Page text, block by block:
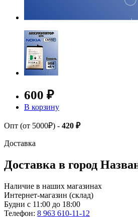
600 ₽
В корзину
Опт (от 5000₽) - 420 ₽
Доставка
Доставка в город
Наличие в наших магазинах
Интернет-магазин (склад)
Будни с 11:00 до 18:00
Телефон: 8 963 610-11-12